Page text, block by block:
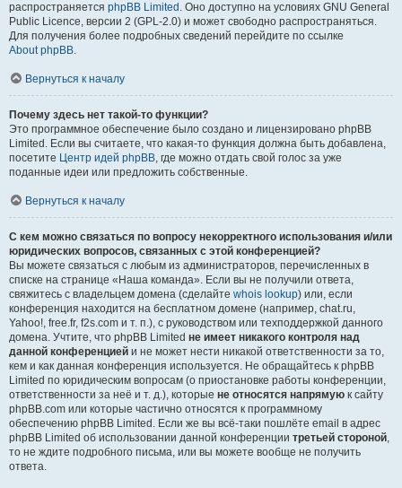
распространяется phpBB Limited . Оно доступно на условиях GNU General
Public Licence, версии 2 (GPL-2.0) и может свободно распространяться.
Для получения более подробных сведений перейдите по ссылке
About phpBB.
Вернуться к началу
Почему здесь нет такой-то функции?
Это программное обеспечение было создано и лицензировано phpBB
Limited. Если вы считаете, что какая-то функция должна быть добавлена,
посетите Центр идей phpBB, где можно отдать свой голос за уже
поданные идеи или предложить собственные.
Вернуться к началу
С кем можно связаться по вопросу некорректного использования и/или
юридических вопросов, связанных с этой конференцией?
Вы можете связаться с любым из администраторов, перечисленных в
списке на странице «Наша команда». Если вы не получили ответа,
свяжитесь с владельцем домена (сделайте whois lookup) или, если
конференция находится на бесплатном домене (например, chat.ru,
Yahoo!, free.fr, f2s.com и т. п.), с руководством или техподдержкой данного
домена. Учтите, что phpBB Limited не имеет никакого контроля над
данной конференцией и не может нести никакой ответственности за то,
кем и как данная конференция используется. Не обращайтесь к phpBB
Limited по юридическим вопросам (о приостановке работы конференции,
ответственности за неё и т. д.), которые не относятся напрямую к сайту
phpBB.com или которые частично относятся к программному
обеспечению phpBB Limited. Если же вы всё-таки пошлёте email в адрес
phpBB Limited об использовании данной конференции третьей стороной,
то не ждите подробного письма, или вы можете вообще не получить
ответа.